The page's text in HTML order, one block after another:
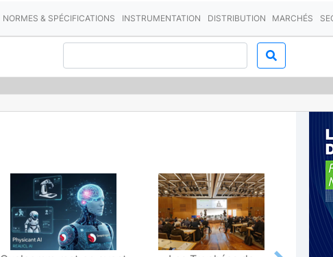
NORMES & SPÉCIFICATIONS INSTRUMENTATION DISTRIBUTION MARCHÉS